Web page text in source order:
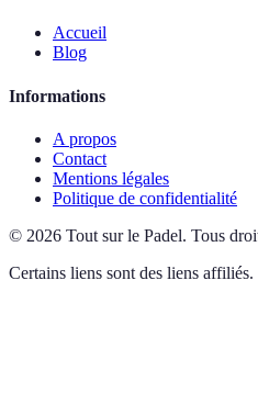
Accueil
Blog
Informations
A propos
Contact
Mentions légales
Politique de confidentialité
© 2026 Tout sur le Padel. Tous
Certains liens sont des liens affiliés.